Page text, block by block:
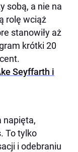
sobą, a nie na
rolę wciąż
stanowiły aż
krótki 20
Seyffarth i
napięta,
To tylko
i odebraniu